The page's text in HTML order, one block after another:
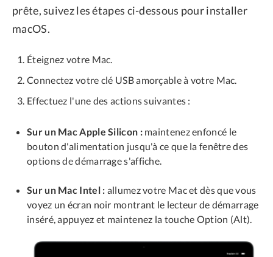
prête, suivez les étapes ci-dessous pour installer
macOS.
Éteignez votre Mac.
Connectez votre clé USB amorçable à votre Mac.
Effectuez l'une des actions suivantes :
Sur un Mac Apple Silicon :maintenez enfoncé le
bouton d'alimentation jusqu'à ce que la fenêtre des
options de démarrage s'affiche.
Sur un Mac Intel : allumez votre Mac et dès que vous
voyez un écran noir montrant le lecteur de démarrage
inséré, appuyez et maintenez la touche Option (Alt).